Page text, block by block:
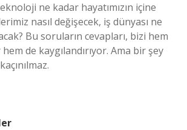
ne kadar hayatımızın içine
nasıl değişecek, iş dünyası ne
Bu soruların cevapları, bizi hem
de kaygılandırıyor. Ama bir şey